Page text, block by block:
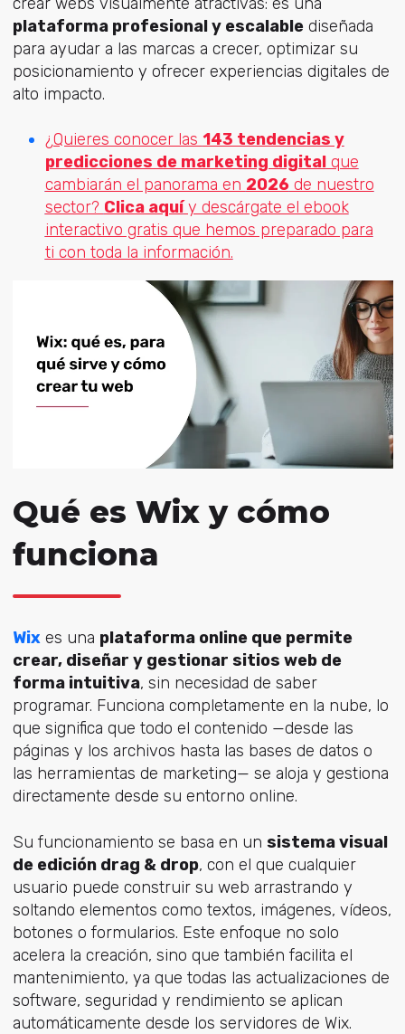
plataforma profesional y escalablediseñada
para ayudar a las marcas a crecer, optimizar su
posicionamiento y ofrecer experiencias digitales de
alto impacto.
¿Quieres conocer las 143 tendencias y
predicciones de marketing digitalque
cambiarán el panorama en 2026de nuestro
sector? Clica aquíy descárgate el ebook
interactivo gratis que hemos preparado para
ti con toda la información.
Qué es Wix y cómo
funciona
Wixes una plataforma online que permite
crear, diseñar y gestionar sitios web de
forma intuitiva, sin necesidad de saber
programar. Funciona completamente en la nube, lo
que significa que todo el contenido —desde las
páginas y los archivos hasta las bases de datos o
las herramientas de marketing— se aloja y gestiona
directamente desde su entorno online.
Su funcionamiento se basa en un sistema visual
de edición drag & drop, con el que cualquier
usuario puede construir su web arrastrando y
soltando elementos como textos, imágenes, vídeos,
botones o formularios. Este enfoque no solo
acelera la creación, sino que también facilita el
mantenimiento, ya que todas las actualizaciones de
software, seguridad y rendimiento se aplican
automáticamente desde los servidores de Wix.